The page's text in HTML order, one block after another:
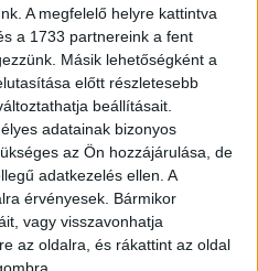
A megfelelő helyre kattintva
a 1733 partnereink a fent
Másik lehetőségként a
előtt részletesebb
beállításait.
adatainak bizonyos
az Ön hozzájárulása, de
adatkezelés ellen. A
érvényesek. Bármikor
vagy visszavonhatja
az oldalra, és rákattint az oldal
Az idő urai, René Laloux
együttműködésében
máig különleges helyet
történetében.
kapcsolódva
film születése – A
is, amely az első
kulturális közegét és